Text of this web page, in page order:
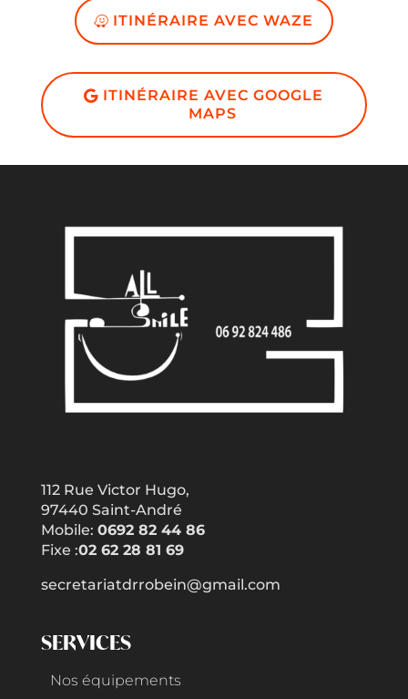
ITINÉRAIRE AVEC WAZE
ITINÉRAIRE AVEC GOOGLE
MAPS
112 Rue Victor Hugo,
97440 Saint-André
Mobile: 0692 82 44 86
Fixe :02 62 28 81 69
secretariatdrrobein@gmail.com
SERVICES
Nos équipements